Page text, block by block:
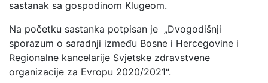
sastanak sa gospodinom Klugeom.
Na početku sastanka potpisan je „Dvogodišnji
sporazum o saradnji između Bosne i Hercegovine i
Regionalne kancelarije Svjetske zdravstvene
organizacije za Evropu 2020/2021“.